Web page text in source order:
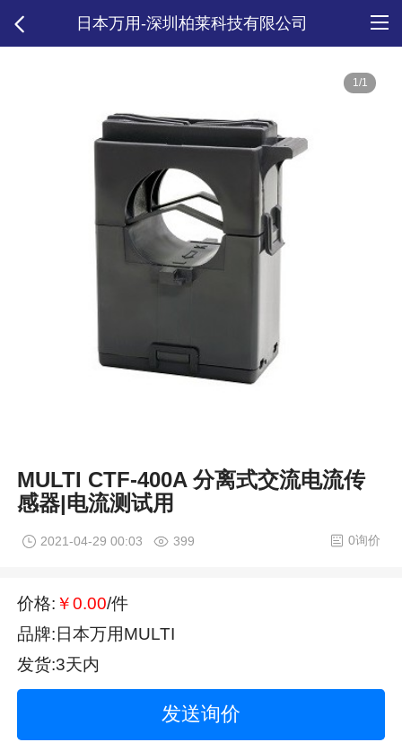
日本万用-深圳柏莱科技有限公司
1/1
MULTI CTF-400A 分离式交流电流传
感器|电流测试用
2021-04-29 00:03 399 0询价
价格: ￥0.00/件
品牌:日本万用MULTI
发货:3天内
发送询价